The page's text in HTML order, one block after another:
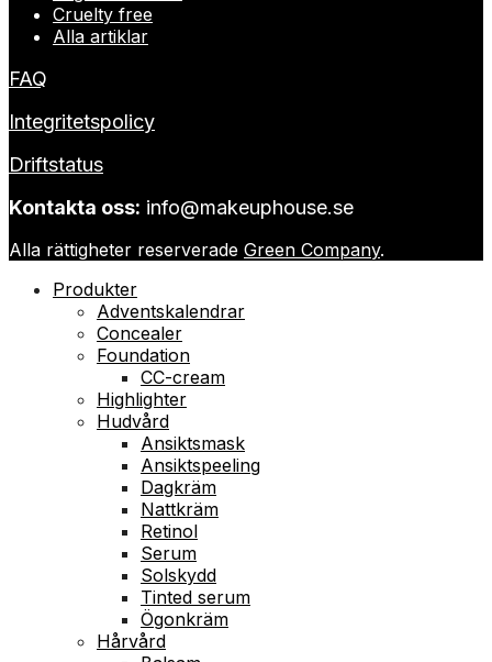
Cruelty free
Alla artiklar
FAQ
Integritetspolicy
Driftstatus
Kontakta oss: info@makeuphouse.se
Alla rättigheter reserverade Green Company.
Produkter
Adventskalendrar
Concealer
Foundation
CC-cream
Highlighter
Hudvård
Ansiktsmask
Ansiktspeeling
Dagkräm
Nattkräm
Retinol
Serum
Solskydd
Tinted serum
Ögonkräm
Hårvård